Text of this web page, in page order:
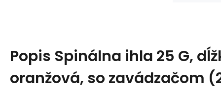
Popis Spinálna ihla 25 G,
oranžová, so zavádzačom